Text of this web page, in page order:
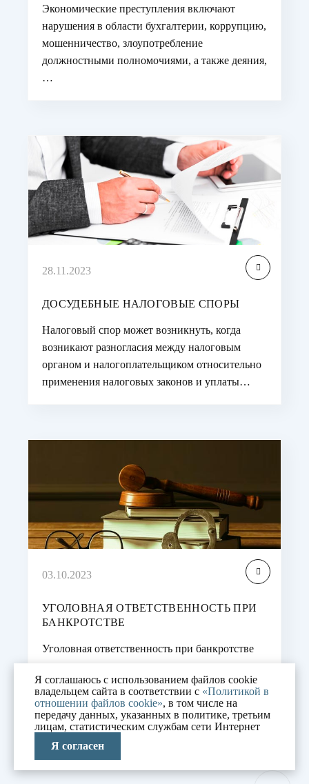
Экономические преступления включают
нарушения в области бухгалтерии, коррупцию,
мошенничество, злоупотребление
должностными полномочиями, а также деяния,
…
28.11.2023
ДОСУДЕБНЫЕ НАЛОГОВЫЕ СПОРЫ
Налоговый спор может возникнуть, когда
возникают разногласия между налоговым
органом и налогоплательщиком относительно
применения налоговых законов и уплаты…
03.10.2023
УГОЛОВНАЯ ОТВЕТСТВЕННОСТЬ ПРИ
БАНКРОТСТВЕ
Уголовная ответственность при банкротстве
обеспечить соблюдение законов и поддержать
надежность финансовой системы.…
Я соглашаюсь с использованием файлов cookie
владельцем сайта в соответствии с «Политикой в
отношении файлов cookie», в том числе на
передачу данных, указанных в политике, третьим
лицам, статистическим службам сети Интернет
Я согласен